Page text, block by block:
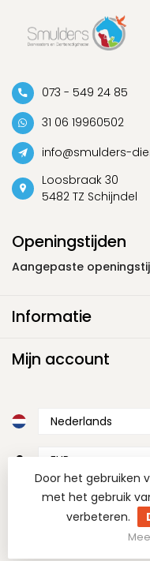
073 - 549 24 85
31 06 19960502
info@smulders-
Loosbraak 30
5482 TZ Schijndel
Openingstijden
Aangepaste
Informatie
Mijn account
€
Door het gebruiken
met het gebruik
verbeteren.